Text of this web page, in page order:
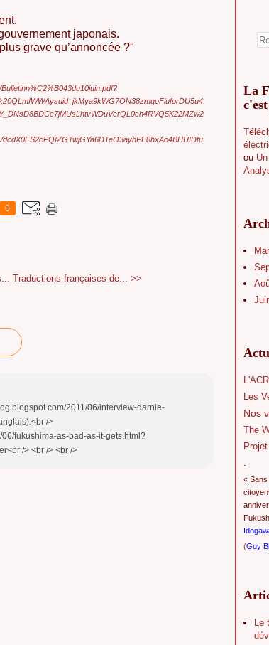
japonais.
grave qu’annoncée ?"
0
Traductions françaises de... >>
2011/06/interview-darnie-
/>
fukushima-as-bad-as-it-gets.html?
/> <br /> <br />
La
ou
Les
Nos
The
.
«
(Guy
Le